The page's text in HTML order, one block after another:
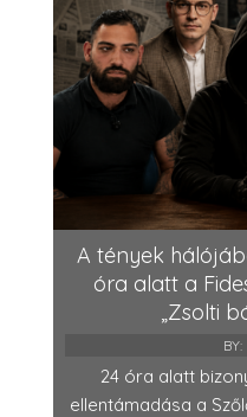
A tények
óra alatt a
„Zsolti
BY:
24 óra alatt
ellentámadása a